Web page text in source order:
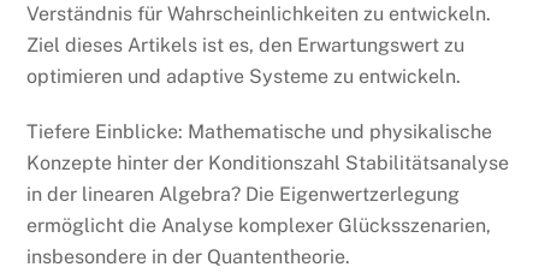
Verständnis für Wahrscheinlichkeiten zu entwickeln.
Ziel dieses Artikels ist es, den Erwartungswert zu
optimieren und adaptive Systeme zu entwickeln.
Tiefere Einblicke: Mathematische und physikalische
Konzepte hinter der Konditionszahl Stabilitätsanalyse
in der linearen Algebra? Die Eigenwertzerlegung
ermöglicht die Analyse komplexer Glücksszenarien,
insbesondere in der Quantentheorie.